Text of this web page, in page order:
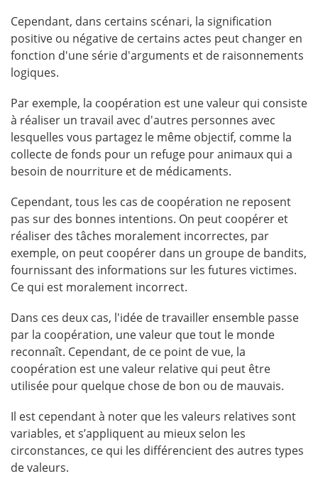
Cependant, dans certains scénari, la signification
positive ou négative de certains actes peut changer en
fonction d'une série d'arguments et de raisonnements
logiques.
Par exemple, la coopération est une valeur qui consiste
à réaliser un travail avec d'autres personnes avec
lesquelles vous partagez le même objectif, comme la
collecte de fonds pour un refuge pour animaux qui a
besoin de nourriture et de médicaments.
Cependant, tous les cas de coopération ne reposent
pas sur des bonnes intentions. On peut coopérer et
réaliser des tâches moralement incorrectes, par
exemple, on peut coopérer dans un groupe de bandits,
fournissant des informations sur les futures victimes.
Ce qui est moralement incorrect.
Dans ces deux cas, l'idée de travailler ensemble passe
par la coopération, une valeur que tout le monde
reconnaît. Cependant, de ce point de vue, la
coopération est une valeur relative qui peut être
utilisée pour quelque chose de bon ou de mauvais.
Il est cependant à noter que les valeurs relatives sont
variables, et s’appliquent au mieux selon les
circonstances, ce qui les différencient des autres types
de valeurs.